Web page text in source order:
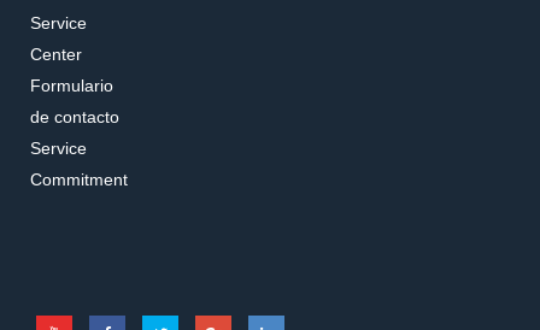
Service
Center
Formulario
de contacto
Service
Commitment